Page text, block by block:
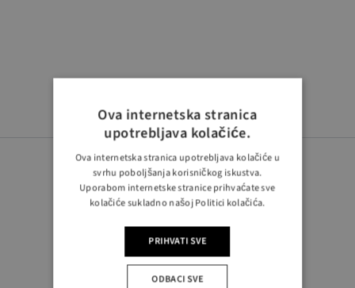
PRATITE NAS
Ova internetska stranica
upotrebljava kolačiće.
Ova internetska stranica upotrebljava kolačiće u
svrhu poboljšanja korisničkog iskustva.
Uporabom internetske stranice prihvaćate sve
kolačiće sukladno našoj Politici kolačića.
PRIHVATI SVE
ODBACI SVE